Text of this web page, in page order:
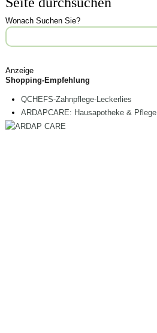
Wonach Suchen Sie?
Anzeige
Shopping-Empfehlung
QCHEFS-Zahnpflege-Leckerlies
ARDAPCARE: Hausapotheke & Pflege